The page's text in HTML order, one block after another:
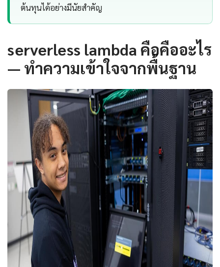
ต้นทุนได้อย่างมีนัยสำคัญ
serverless lambda คือคืออะไร
— ทำความเข้าใจจากพื้นฐาน